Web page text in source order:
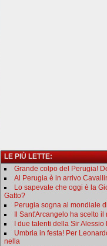
LE PIÙ LETTE:
Grande colpo del Perugia!
Al Perugia è in arrivo
Lo sapevate che oggi è la
Gatto?
Perugia sogna al mondiale
Il Sant'Arcangelo ha scelto
I due talenti della Sir
Umbria in festa! Per
nella